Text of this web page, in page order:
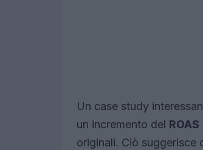
Un case study
un incremento del ROAS
originali. Ciò suggerisce